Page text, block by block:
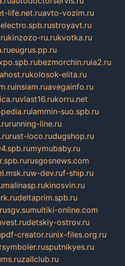
life.net.ruavto-vozim.ru
stroyavt.ru
kinzozo-ru.rukvotka.ru
eugrus.pp.ru
bezmorchin.ruia2.ru
kolosok-elita.ru
insiam.ruavegainfo.ru
vlast16.rukorru.net
lammin-suo.spb.ru
running-line.ru
rust-loco.rudugshop.ru
mymubaby.ru
rusgosnews.com
w-dev.ruf-ship.ru
malinasp.rukinosvin.ru
deltaprim.spb.ru
sgv.sumultiki-online.com
detskiy-ostrov.ru
pdf-creator.runix-files.org.ru
sputnikyes.ru
zallclub.ru